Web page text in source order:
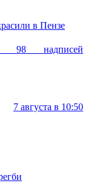
в Пензе
98 надписей
7 августа в 10:50